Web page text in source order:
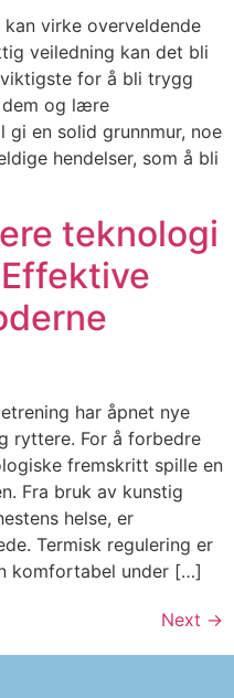
virke overveldende
veiledning kan det bli
for å bli trygg
dem og lære
gi en solid grunnmur, noe
hendelser, som å bli
teknologi
har åpnet nye
ryttere. For å forbedre
fremskritt spille en
Fra bruk av kunstig
helse, er
Termisk regulering er
komfortabel under […]
Next →